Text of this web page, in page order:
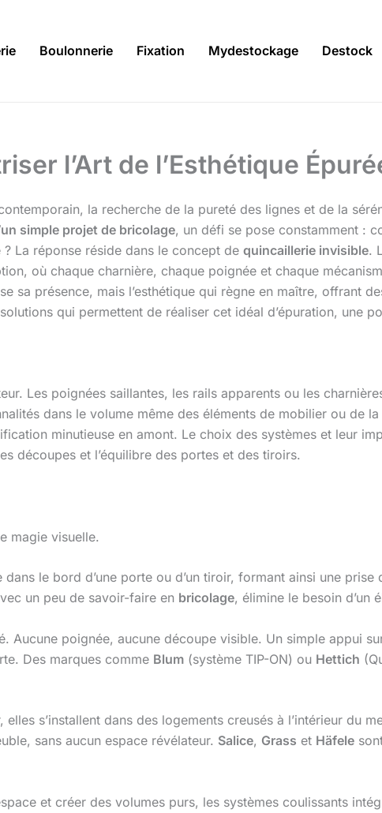
Boulonnerie Fixation Mydestockage Destock
l’Art de l’Esthétique
la recherche de la pureté des lignes et de la
simple projet de bricolage, un défi se pose constamment :
? La réponse réside dans le concept de quincaillerie invisible.
où chaque charnière, chaque poignée et chaque
sa présence, mais l’esthétique qui règne en maître, offrant
qui permettent de réaliser cet idéal d’épuration, une
Les poignées saillantes, les rails apparents ou les
dans le volume même des éléments de mobilier ou de
minutieuse en amont. Le choix des systèmes et leur
découpes et l’équilibre des portes et des tiroirs.
magie visuelle.
le bord d’une porte ou d’un tiroir, formant ainsi une
un peu de savoir-faire en bricolage, élimine le besoin d’un
Aucune poignée, aucune découpe visible. Un simple appui
Des marques comme Blum (système TIP-ON) ou Hettich
s’installent dans des logements creusés à l’intérieur du
sans aucun espace révélateur. Salice, Grass et Häfele
et créer des volumes purs, les systèmes coulissants